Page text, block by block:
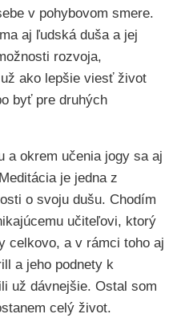
v pohybovom smere.
aj ľudská duša a jej
rozvoja,
ako lepšie viesť život
byť pre druhých
a okrem učenia jogy sa aj
je jedna z
o svoju dušu. Chodím
učiteľovi, ktorý
celkovo, a v rámci toho aj
a jeho podnety k
už dávnejšie. Ostal som
celý život.